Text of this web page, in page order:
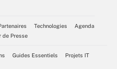
Technologies
Agenda
de Presse
Guides Essentiels Projets IT